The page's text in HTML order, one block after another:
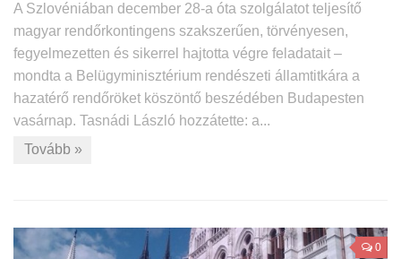
A Szlovéniában december 28-a óta szolgálatot teljesítő
magyar rendőrkontingens szakszerűen, törvényesen,
fegyelmezetten és sikerrel hajtotta végre feladatait –
mondta a Belügyminisztérium rendészeti államtitkára a
hazatérő rendőröket köszöntő beszédében Budapesten
vasárnap. Tasnádi László hozzátette: a...
Tovább »
0